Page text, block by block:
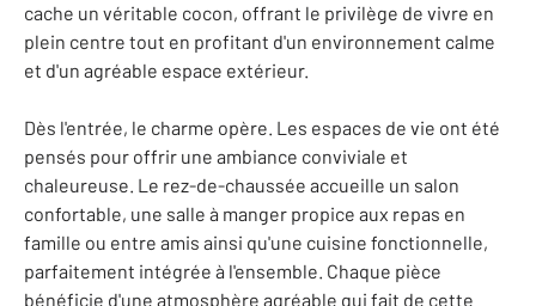
cache un véritable cocon, offrant le privilège de vivre en
plein centre tout en profitant d'un environnement calme
et d'un agréable espace extérieur.
Dès l'entrée, le charme opère. Les espaces de vie ont été
pensés pour offrir une ambiance conviviale et
chaleureuse. Le rez-de-chaussée accueille un salon
confortable, une salle à manger propice aux repas en
famille ou entre amis ainsi qu'une cuisine fonctionnelle,
parfaitement intégrée à l'ensemble. Chaque pièce
bénéficie d'une atmosphère agréable qui fait de cette